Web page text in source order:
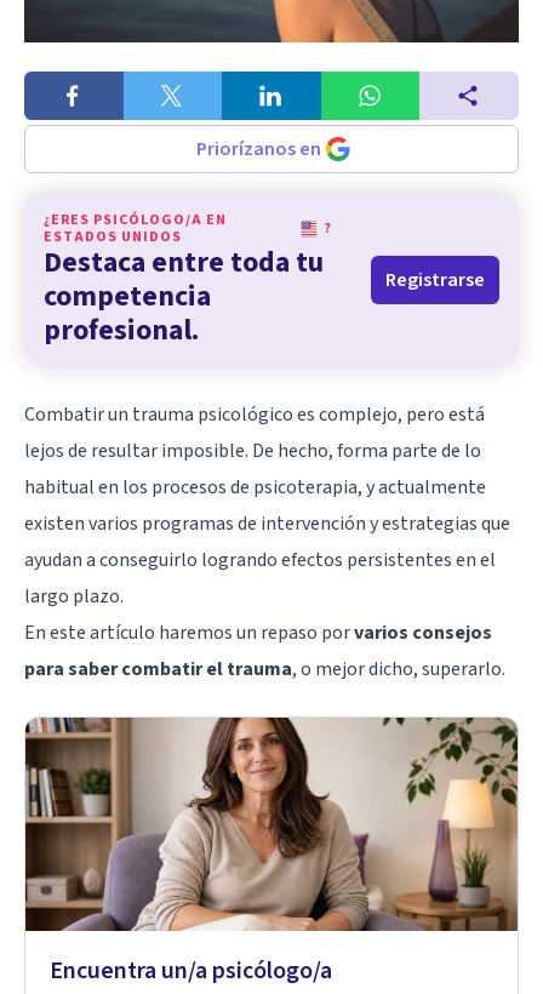
Priorízanos en
¿ERES PSICÓLOGO/A EN
ESTADOS UNIDOS
?
Destaca entre toda tu
competencia
profesional.
Registrarse
Combatir un trauma psicológico es complejo, pero está
lejos de resultar imposible. De hecho, forma parte de lo
habitual en los procesos de psicoterapia, y actualmente
existen varios programas de intervención y estrategias que
ayudan a conseguirlo logrando efectos persistentes en el
largo plazo.
En este artículo haremos un repaso porvarios consejos
para saber combatir el trauma, o mejor dicho, superarlo.
Encuentra un/a psicólogo/a